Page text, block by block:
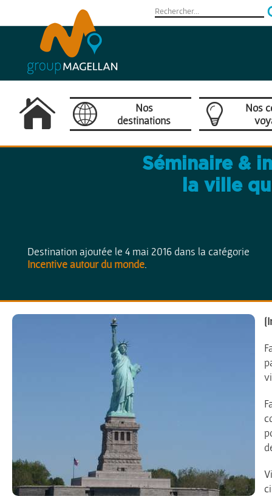
Nos
destinations
Camargue
Nos
Séminaire &
la ville
Destination ajoutée le 4 mai 2016 dans la catégorie
Incentive autour du monde